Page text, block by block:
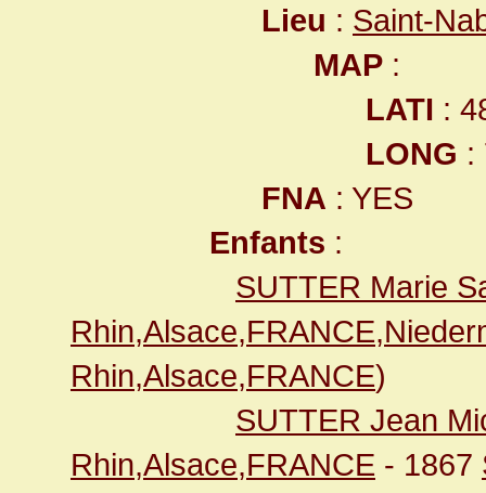
Lieu : Saint-
MAP :
LATI :
LONG :
FNA : YES
Enfants :
SUTTER Marie
Rhin,Alsace,FRANCE)
SUTTER Jean
Rhin,Alsace,FRANCE - 1867